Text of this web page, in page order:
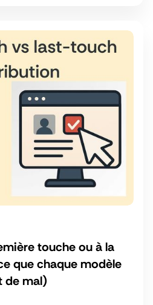
touche ou à la
que chaque modèle
de mal)